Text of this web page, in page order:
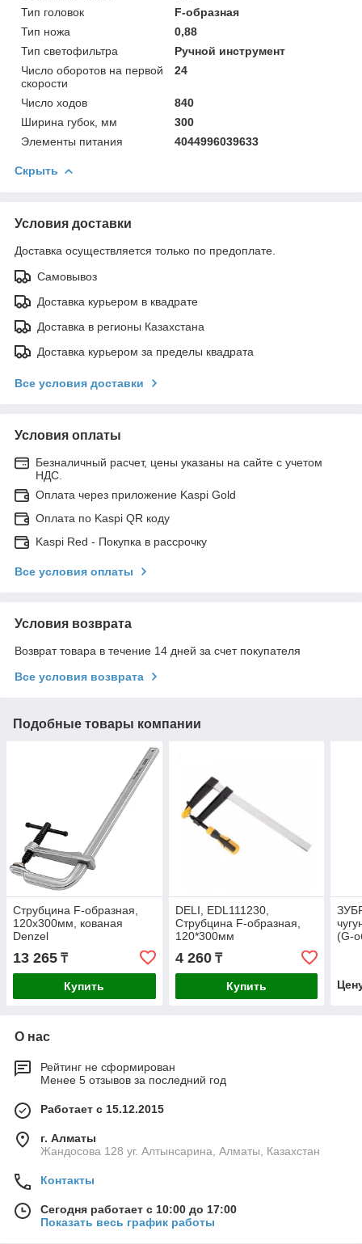
Тип головок
F-образная
Тип ножа
0,88
Тип светофильтра
Ручной инструмент
Число оборотов на первой
скорости
24
Число ходов
840
Ширина губок, мм
300
Элементы питания
4044996039633
Скрыть
Условия доставки
Доставка осуществляется только по предоплате.
Самовывоз
Доставка курьером в квадрате
Доставка в регионы Казахстана
Доставка курьером за пределы квадрата
Все условия доставки
Условия оплаты
Безналичный расчет, цены указаны на сайте с учетом
НДС.
Оплата через приложение Kaspi Gold
Оплата по Kaspi QR коду
Kaspi Red - Покупка в рассрочку
Все условия оплаты
Условия возврата
Возврат товара в течение 14 дней за счет покупателя
Все условия возврата
Подобные товары компании
Струбцина F-образная,
120x300мм, кованая
Denzel
13 265 ₸
Купить
DELI, EDL111230,
Струбцина F-образная,
120*300мм
4 260₸
Купить
(G-
О нас
Рейтинг не сформирован
Менее 5 отзывов за последний год
Работает с 15.12.2015
г. Алматы
Жандосова 128 уг. Алтынсарина, Алматы, Казахстан
Контакты
Сегодня работает с 10:00 до 17:00
Показать весь график работы